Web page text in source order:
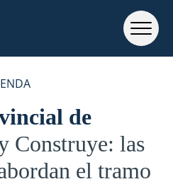
de
Construye: las
el tramo